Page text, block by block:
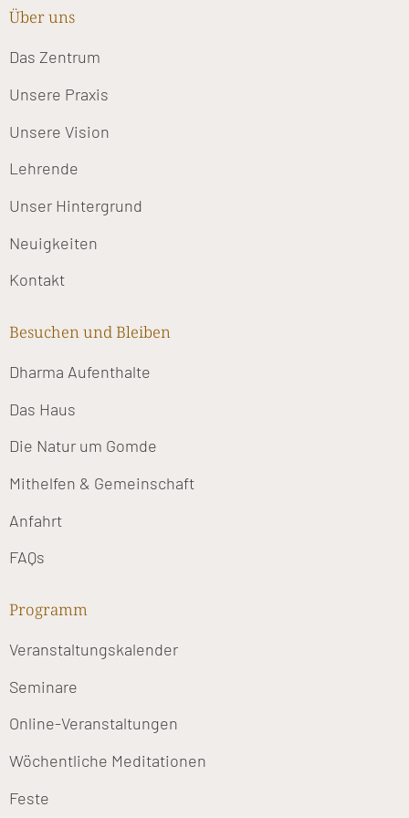
Über uns
Das Zentrum
Unsere Praxis
Unsere Vision
Lehrende
Unser Hintergrund
Neuigkeiten
Kontakt
Besuchen und Bleiben
Dharma Aufenthalte
Das Haus
Die Natur um Gomde
Mithelfen & Gemeinschaft
Anfahrt
FAQs
Programm
Veranstaltungskalender
Seminare
Online-Veranstaltungen
Wöchentliche Meditationen
Feste